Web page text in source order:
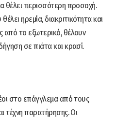
θέλει περισσότερη προσοχή.
ηρεμία, διακριτικότητα και
από το εξωτερικό, θέλουν
σε πιάτα και κρασί.
στο επάγγλεμα από τους
τέχνη παρατήρησης. Οι